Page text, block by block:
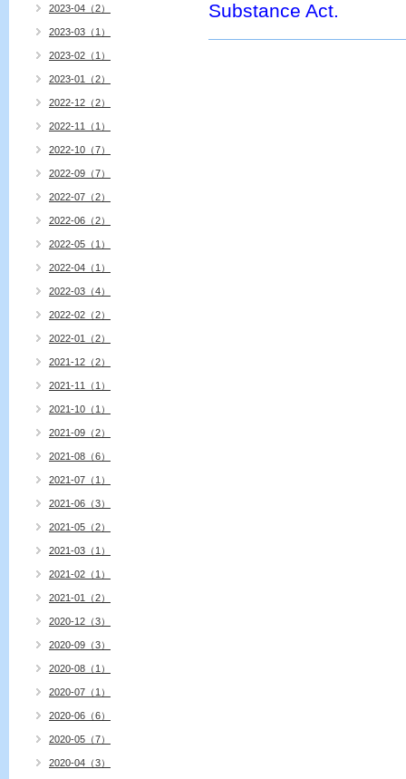
Substance Act.
2023-04（2）
2023-03（1）
2023-02（1）
2023-01（2）
2022-12（2）
2022-11（1）
2022-10（7）
2022-09（7）
2022-07（2）
2022-06（2）
2022-05（1）
2022-04（1）
2022-03（4）
2022-02（2）
2022-01（2）
2021-12（2）
2021-11（1）
2021-10（1）
2021-09（2）
2021-08（6）
2021-07（1）
2021-06（3）
2021-05（2）
2021-03（1）
2021-02（1）
2021-01（2）
2020-12（3）
2020-09（3）
2020-08（1）
2020-07（1）
2020-06（6）
2020-05（7）
2020-04（3）